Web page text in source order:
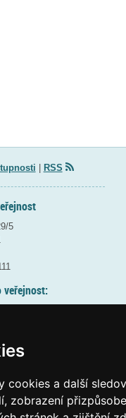
cookies a další
zobrazení
RSS
5
veřejnost: